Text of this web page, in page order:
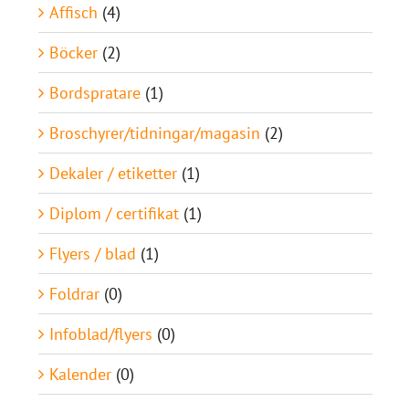
Affisch (4)
Böcker (2)
Bordspratare (1)
Broschyrer/tidningar/magasin (2)
Dekaler / etiketter (1)
Diplom / certifikat (1)
Flyers / blad (1)
Foldrar (0)
Infoblad/flyers (0)
Kalender (0)